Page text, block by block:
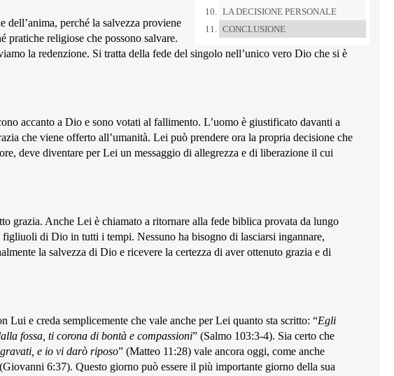
LA DECISIONE PERSONALE
CONCLUSIONE
dell’anima, perché la salvezza proviene
pratiche religiose che possono salvare.
la redenzione. Si tratta della fede del singolo nell’unico vero Dio che si è
accanto a Dio e sono votati al fallimento. L’uomo è giustificato davanti a
che viene offerto all’umanità. Lei può prendere ora la propria decisione che
deve diventare per Lei un messaggio di allegrezza e di liberazione il cui
grazia. Anche Lei è chiamato a ritornare alla fede biblica provata da lungo
di Dio in tutti i tempi. Nessuno ha bisogno di lasciarsi ingannare,
la salvezza di Dio e ricevere la certezza di aver ottenuto grazia e di
e creda semplicemente che vale anche per Lei quanto sta scritto: “Egli
fossa, ti corona di bontà e compassioni” (Salmo 103:3-4). Sia certo che
e io vi darò riposo” (Matteo 11:28) vale ancora oggi, come anche
6:37). Questo giorno può essere il più importante giorno della sua